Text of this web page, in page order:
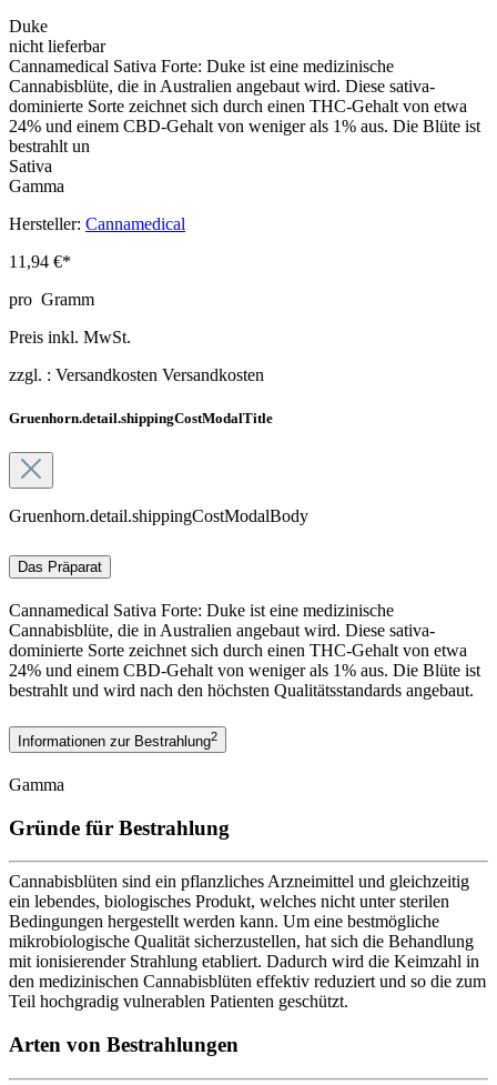
Duke
nicht lieferbar
Cannamedical Sativa Forte: Duke ist eine medizinische
Cannabisblüte, die in Australien angebaut wird. Diese sativa-
dominierte Sorte zeichnet sich durch einen THC-Gehalt von etwa
24% und einem CBD-Gehalt von weniger als 1% aus. Die Blüte ist
bestrahlt un
Sativa
Gamma
Hersteller: Cannamedical
11,94 €*
pro Gramm
Preis inkl. MwSt.
zzgl. : Versandkosten Versandkosten
Gruenhorn.detail.shippingCostModalTitle
Gruenhorn.detail.shippingCostModalBody
Das Präparat
Cannamedical Sativa Forte: Duke ist eine medizinische
Cannabisblüte, die in Australien angebaut wird. Diese sativa-
dominierte Sorte zeichnet sich durch einen THC-Gehalt von etwa
24% und einem CBD-Gehalt von weniger als 1% aus. Die Blüte ist
bestrahlt und wird nach den höchsten Qualitätsstandards angebaut.
Informationen zur Bestrahlung2
Gamma
Gründe für Bestrahlung
Cannabisblüten sind ein pflanzliches Arzneimittel und gleichzeitig
ein lebendes, biologisches Produkt, welches nicht unter sterilen
Bedingungen hergestellt werden kann. Um eine bestmögliche
mikrobiologische Qualität sicherzustellen, hat sich die Behandlung
mit ionisierender Strahlung etabliert. Dadurch wird die Keimzahl in
den medizinischen Cannabisblüten effektiv reduziert und so die zum
Teil hochgradig vulnerablen Patienten geschützt.
Arten von Bestrahlungen